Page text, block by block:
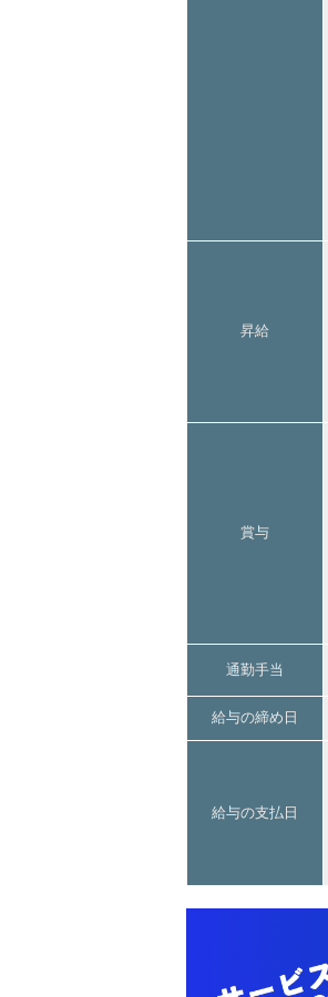
昇給
賞与
通勤手当
給与の締め日
給与の支払日